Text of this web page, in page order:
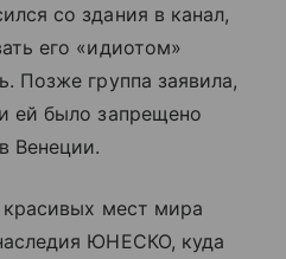
со здания в канал,
его «идиотом»
Позже группа заявила,
ей было запрещено
Венеции.
мест мира
ЮНЕСКО, куда